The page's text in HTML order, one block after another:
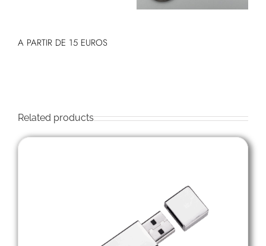
A PARTIR DE 15 EUROS
Related products